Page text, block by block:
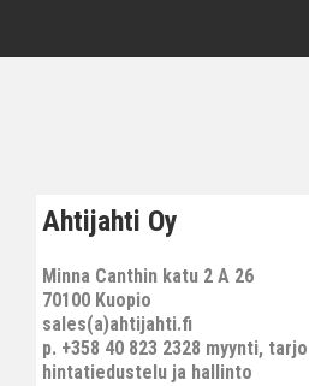
Ahtijahti Oy
Minna Canthin katu 2 A 26
70100 Kuopio
sales(a)ahtijahti.fi
p. +358 40 823 2328 myynti,
hintatiedustelu ja hallinto